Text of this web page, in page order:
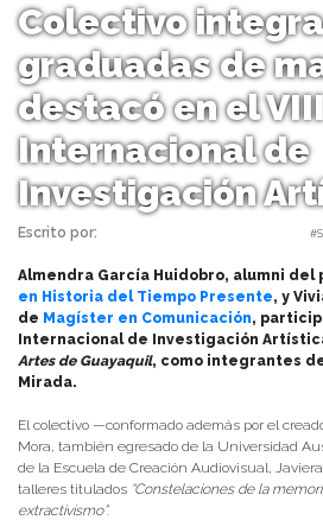
Colectivo
graduadas de
destacó en el
Internacional de
Investigación
Escrito por:
Almendra García Huidobro, alumni del
en Historia del Tiempo Presente, y
de Magíster en Comunicación,
Internacional de Investigación
Artes de Guayaquil, como integrantes
Mirada.
El colectivo —conformado además por el
Mora, también egresado de la Universidad
de la Escuela de Creación Audiovisual,
talleres titulados “Constelaciones de la
extractivismo”.